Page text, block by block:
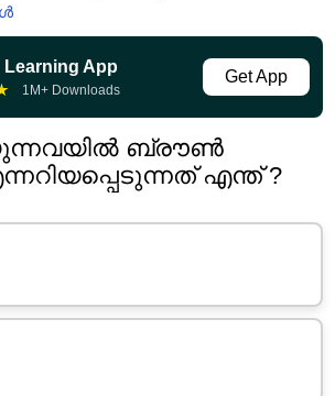
Learning App
1M+ Downloads
Get App
ബ്രൗൺ
എന്ത് ?